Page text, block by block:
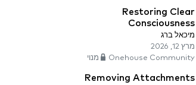
Restoring Clear
Consciousness
מיכאל ברג
מרץ 12, 2026
Onehouse Community מנוי
Removing Attachments